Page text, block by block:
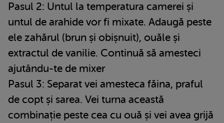
Pasul 2: Untul la temperatura camerei și
untul de arahide vor fi mixate. Adaugă peste
ele zahărul (brun și obișnuit), ouăle și
extractul de vanilie. Continuă să amesteci
ajutându-te de mixer
Pasul 3: Separat vei amesteca făina, praful
de copt și sarea. Vei turna această
combinație peste cea cu ouă și vei avea grijă